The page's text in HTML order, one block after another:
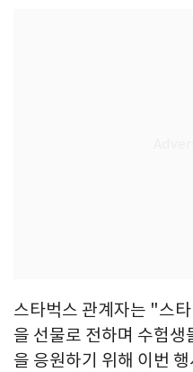
스타벅스 관계자는 "스
을 선물로 전하며 수험생
을 응원하기 위해 이번